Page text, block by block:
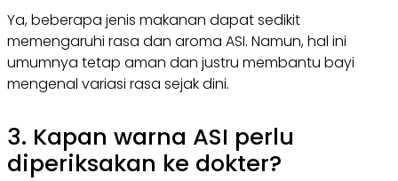
Ya, beberapa jenis makanan dapat sedikit
memengaruhi rasa dan aroma ASI. Namun, hal ini
umumnya tetap aman dan justru membantu bayi
mengenal variasi rasa sejak dini.
3. Kapan warna ASI perlu
diperiksakan ke dokter?